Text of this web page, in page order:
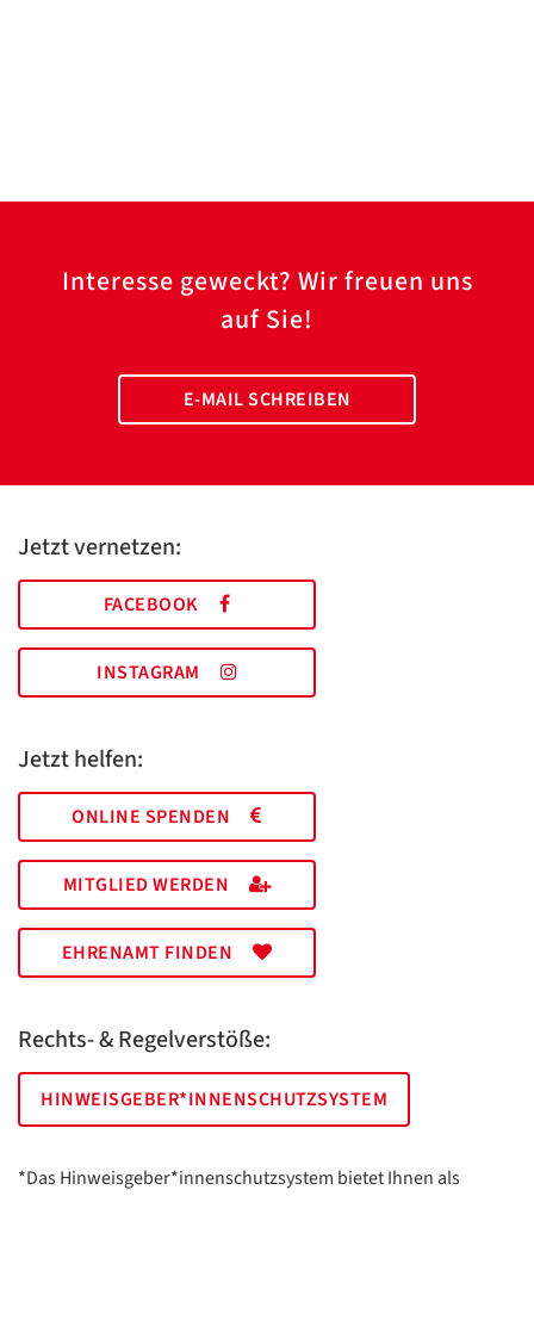
Interesse geweckt? Wir freuen uns
auf Sie!
E-MAIL SCHREIBEN
Jetzt vernetzen:
FACEBOOK
INSTAGRAM
Jetzt helfen:
ONLINE SPENDEN
MITGLIED WERDEN
EHRENAMT FINDEN
Rechts- & Regelverstöße:
HINWEISGEBER*INNENSCHUTZSYSTEM
*Das Hinweisgeber*innenschutzsystem bietet Ihnen als